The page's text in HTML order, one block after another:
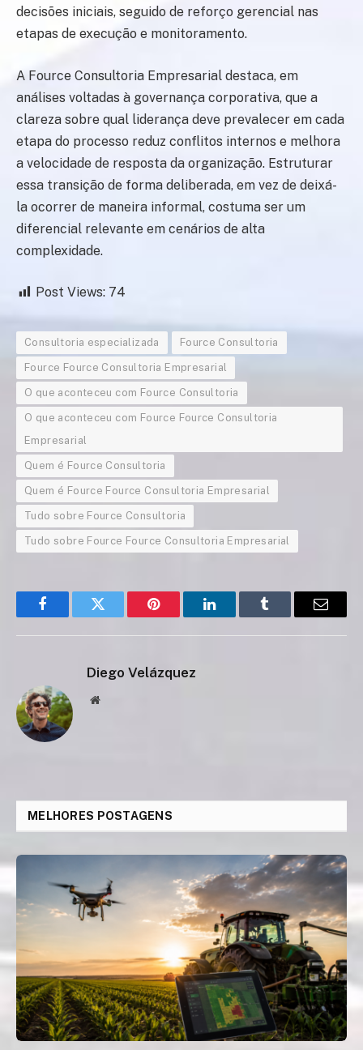
decisões iniciais, seguido de reforço gerencial nas
etapas de execução e monitoramento.
A Fource Consultoria Empresarial destaca, em
análises voltadas à governança corporativa, que a
clareza sobre qual liderança deve prevalecer em cada
etapa do processo reduz conflitos internos e melhora
a velocidade de resposta da organização. Estruturar
essa transição de forma deliberada, em vez de deixá-
la ocorrer de maneira informal, costuma ser um
diferencial relevante em cenários de alta
complexidade.
Post Views: 74
Consultoria especializada Fource Consultoria
Fource Fource Consultoria Empresarial
O que aconteceu com Fource Consultoria
O que aconteceu com Fource Fource Consultoria
Empresarial
Quem é Fource Consultoria
Quem é Fource Fource Consultoria Empresarial
Tudo sobre Fource Consultoria
Tudo sobre Fource Fource Consultoria Empresarial
FacebookTwitter Pinterest LinkedInTumblr Email
Diego Velázquez
Website
MELHORES POSTAGENS